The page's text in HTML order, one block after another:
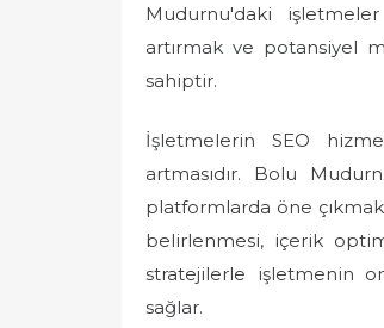
Mudurnu'daki
artırmak ve potansiyel
sahiptir.
İşletmelerin SEO
artmasıdır. Bolu
platformlarda öne
belirlenmesi, içerik
stratejilerle işletmenin
sağlar.